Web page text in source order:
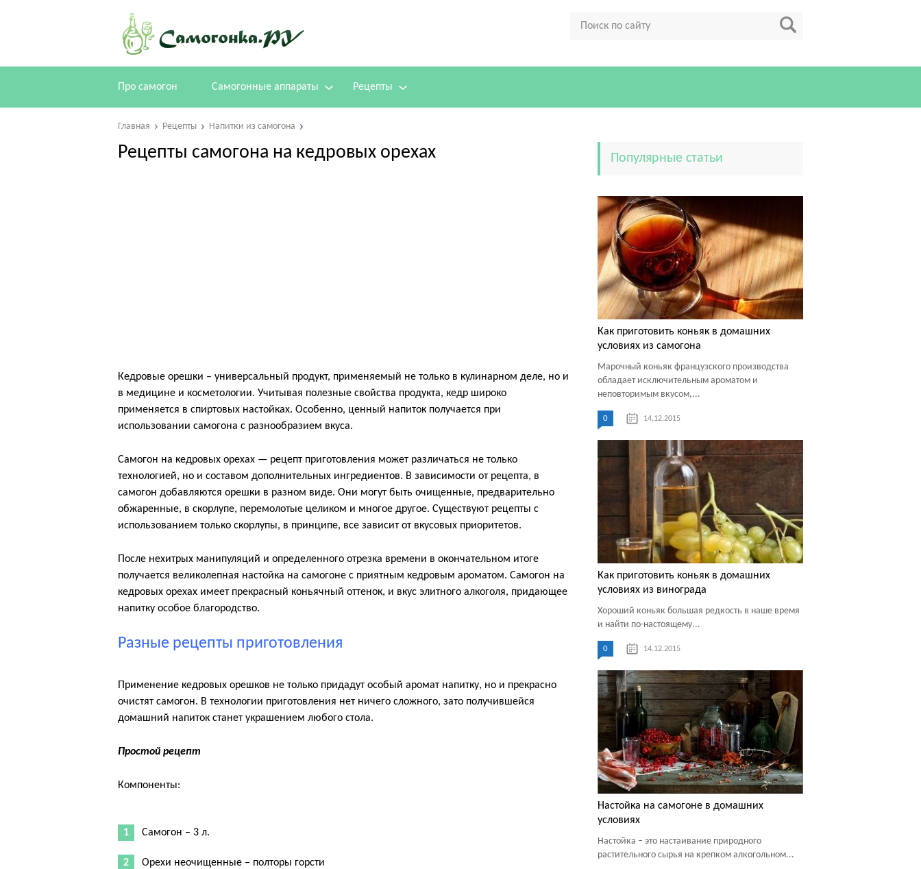
Про самогон Самогонные аппараты Рецепты
Главная Рецепты Напитки из самогона
Рецепты самогона на кедровых орехах
Кедровые орешки – универсальный продукт, применяемый не только в кулинарном деле, но и
в медицине и косметологии. Учитывая полезные свойства продукта, кедр широко
применяется в спиртовых настойках. Особенно, ценный напиток получается при
использовании самогона с разнообразием вкуса.
Самогон на кедровых орехах — рецепт приготовления может различаться не только
технологией, но и составом дополнительных ингредиентов. В зависимости от рецепта, в
самогон добавляются орешки в разном виде. Они могут быть очищенные, предварительно
обжаренные, в скорлупе, перемолотые целиком и многое другое. Существуют рецепты с
использованием только скорлупы, в принципе, все зависит от вкусовых приоритетов.
После нехитрых манипуляций и определенного отрезка времени в окончательном итоге
получается великолепная настойка на самогоне с приятным кедровым ароматом. Самогон на
кедровых орехах имеет прекрасный коньячный оттенок, и вкус элитного алкоголя, придающее
напитку особое благородство.
Разные рецепты приготовления
Применение кедровых орешков не только придадут особый аромат напитку, но и прекрасно
очистят самогон. В технологии приготовления нет ничего сложного, зато получившейся
домашний напиток станет украшением любого стола.
Простой рецепт
Компоненты:
Самогон – 3 л.
Орехи неочищенные – полторы горсти
Популярные статьи
Как приготовить коньяк в домашних
условиях из самогона
Марочный коньяк французского производства
обладает исключительным ароматом и
неповторимым вкусом,...
0 14.12.2015
Как приготовить коньяк в домашних
условиях из винограда
Хороший коньяк большая редкость в наше время
и найти по-настоящему...
0 14.12.2015
Настойка на самогоне в домашних
условиях
Настойка – это настаивание природного
растительного сырья на крепком алкогольном...